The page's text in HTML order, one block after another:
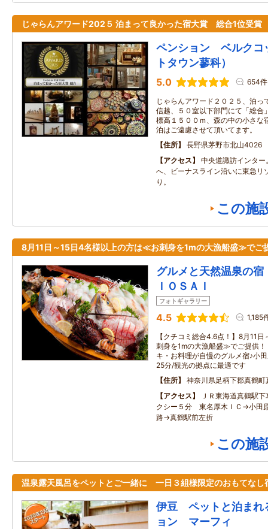
じゃらんアワード202５ 泊まって良かった宿大賞 総合1位受賞
ペンション ベルクコ
トタウン蓼科）
5.0 654件
じゃらんアワード２０２５、泊っ
信越、５０室以下部門にて「総合
標高１５００ｍ、森の中の小さな
泊はご遠慮させて頂いてます。
住所
長野県茅野市北山4026
アクセス
中央道諏訪インタ
へ、ビーナスライン沿いに東急リ
り。
この施
8月11日～15日4名様以上の方は≪お刺身を1mの大漁船盛≫でご
グルメと天然温泉の
ＩＯＳＡＩ
フォトギャラリー
4.5 1,185
【クチコミ総合4.6点！】8月11
刺身を1mの大漁船盛≫でご提供
キ・お料理が自慢のグルメ宿♪小
25分/観光の拠点に最適です
住所
神奈川県足柄下郡真鶴町
アクセス
ＪＲ東海道真鶴駅
クシー５分 東名厚木ＩＣ→小田
路→真鶴駅前左折
この施
温泉露天風呂をペットとご一緒に 一日３組様限定のおもてなし
伊豆 ペットと泊ま
ョン マーフィ